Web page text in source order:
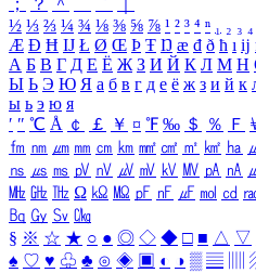
；
？ ＾ ｀
½ ⅓ ⅔ ¼ ¾ ⅛ ⅜ ⅝ ⅞ ¹ ² ³ ⁴ ⁿ ₁ ₂ ₃ ₄
Æ Ð Ħ Ĳ Ł Ø Œ Þ Ŧ Ŋ æ đ ð ħ ı ĳ
А Б В Г Д Е Ё Ж З И Й К Л М Н
Ы Ь Э Ю Я а б в г д е ё ж з и й к
ы ь э ю я
′ ″ ℃ Å ￠ ￡ ￥ ¤ ℉ ‰ ＄ ％ Ｆ
㎙ ㎚ ㎛ ㎜ ㎝ ㎞ ㎟ ㎠ ㎡ ㎢ ㏊
㎱ ㎲ ㎳ ㎴ ㎵ ㎶ ㎷ ㎸ ㎹ ㎀ ㎁
㎒ ㎓ ㎔ Ω ㏀ ㏁ ㎊ ㎋ ㎌ ㏖ ㏅
㏃ ㏉ ㏜ ㏆
§ ※ ☆ ★ ○ ● ◎ ◇ ◆ □ ■ △ ▽
♠ ♡ ♥ ♧ ♣ ⊙ ◈ ▣ ◐ ◑ ▒ ▤